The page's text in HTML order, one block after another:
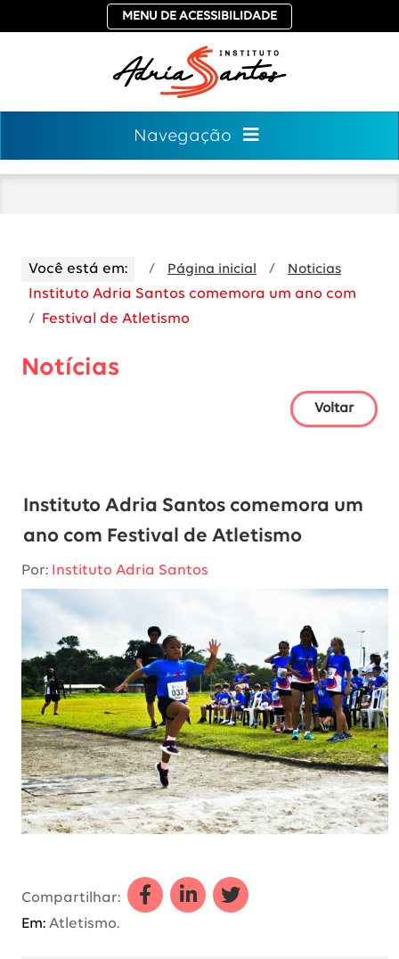
MENU DE ACESSIBILIDADE
Navegação
Você está em: Página inicial Noticias
Instituto Adria Santos comemora um ano com
Festival de Atletismo
Notícias
Voltar
Instituto Adria Santos comemora um
ano com Festival de Atletismo
Por: Instituto Adria Santos
Compartilhar:
Compartilhar a Instituto Adria
Compartilhar a Instituto
Compartilhar a
Em: Atletismo.